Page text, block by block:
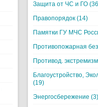
Защита от ЧС и ГО
Правопорядок (14)
Памятки ГУ МЧС
Противопожарная
Противод.
Благоустройство,
(19)
Энергосбережение (3)